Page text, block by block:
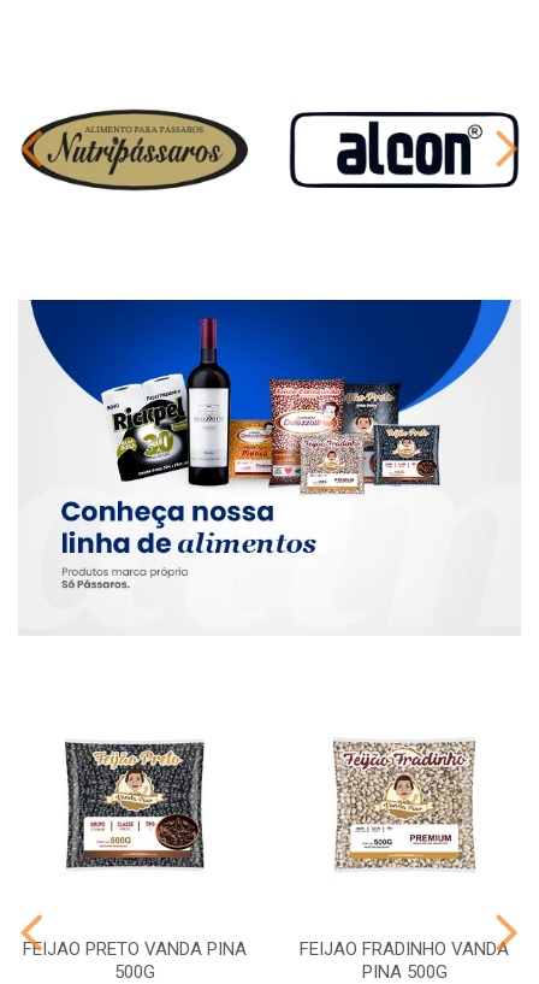
FEIJAO PRETO VANDA PINA
500G
FEIJAO FRADINHO VANDA
PINA 500G